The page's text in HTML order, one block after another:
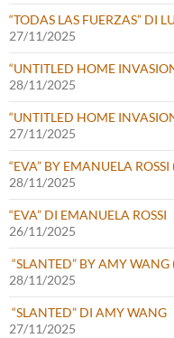
“TODAS LAS FUERZAS” DI
27/11/2025
“UNTITLED HOME
28/11/2025
“UNTITLED HOME
27/11/2025
“EVA” BY EMANUELA ROSSI
28/11/2025
“EVA” DI EMANUELA ROSSI
26/11/2025
“SLANTED” BY AMY WANG
28/11/2025
“SLANTED” DI AMY WANG
27/11/2025